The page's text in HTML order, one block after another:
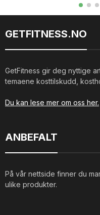
GETFITNESS.NO
GetFitness gir deg nyttige
temaene kosttilskudd,
Du kan lese mer om oss her.
ANBEFALT
På vår nettside finner du
ulike produkter.